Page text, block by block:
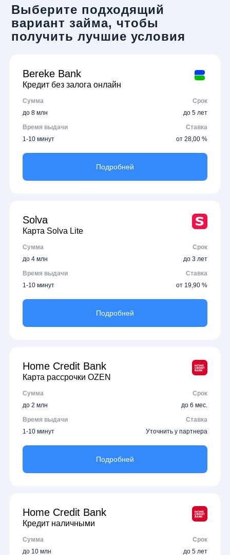
Выберите подходящий
вариант займа, чтобы
получить лучшие условия
Bereke Bank
Кредит без залога онлайн
Сумма
Срок
до 8 млн
до 5 лет
Время выдачи
Ставка
1-10 минут
от 28,00 %
Подробней
Solva
Карта Solva Lite
Сумма
Срок
до 4 млн
до 3 лет
Время выдачи
Ставка
1-10 минут
от 19,90 %
Подробней
Home Credit Bank
Карта рассрочки OZEN
Сумма
Срок
до 2 млн
до 6 мес.
Время выдачи
Ставка
1-10 минут
Уточнить у партнера
Подробней
Home Credit Bank
Кредит наличными
Сумма
Срок
до 10 млн
до 5 лет